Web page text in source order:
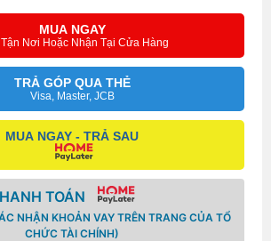
MUA NGAY
Nơi Hoặc Nhận Tại Cửa Hàng
TRẢ GÓP QUA THẺ
Visa, Master, JCB
MUA NGAY - TRẢ SAU
TOÁN
NHẬN KHOẢN VAY TRÊN TRANG CỦA TỔ
CHỨC TÀI CHÍNH)